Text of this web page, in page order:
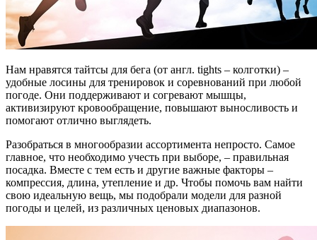
Нам нравятся тайтсы для бега (от англ. tights – колготки) –
удобные лосины для тренировок и соревнований при любой
погоде. Они поддерживают и согревают мышцы,
активизируют кровообращение, повышают выносливость и
помогают отлично выглядеть.
Разобраться в многообразии ассортимента непросто. Самое
главное, что необходимо учесть при выборе, – правильная
посадка. Вместе с тем есть и другие важные факторы –
компрессия, длина, утепление и др. Чтобы помочь вам найти
свою идеальную вещь, мы подобрали модели для разной
погоды и целей, из различных ценовых диапазонов.